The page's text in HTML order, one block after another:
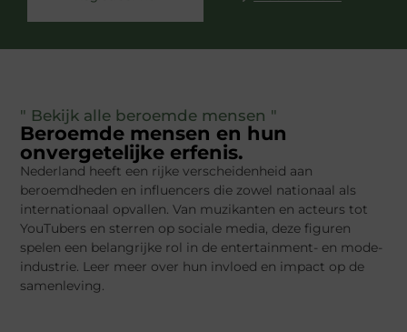
" Bekijk alle beroemde mensen "
Beroemde mensen en hun
onvergetelijke erfenis.
Nederland heeft een rijke verscheidenheid aan
beroemdheden en influencers die zowel nationaal als
internationaal opvallen. Van muzikanten en acteurs tot
YouTubers en sterren op sociale media, deze figuren
spelen een belangrijke rol in de entertainment- en mode-
industrie. Leer meer over hun invloed en impact op de
samenleving.